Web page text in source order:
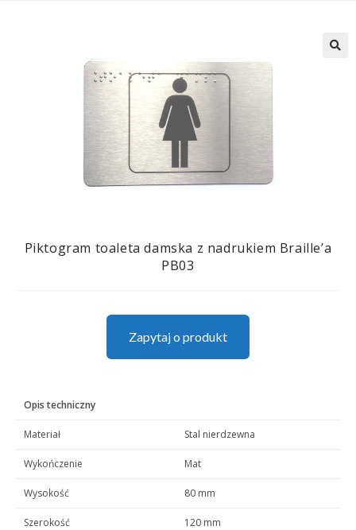
Piktogram toaleta damska z nadrukiem Braille’a
PB03
Zapytaj o produkt
Opis techniczny
Materiał Stal nierdzewna
Wykończenie Mat
Wysokość 80 mm
Szerokość 120 mm